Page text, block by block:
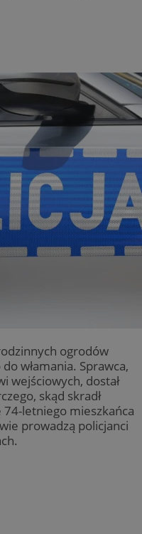
ogrodów
włamania. Sprawca,
wejściowych, dostał
skąd skradł
letniego mieszkańca
prowadzą policjanci